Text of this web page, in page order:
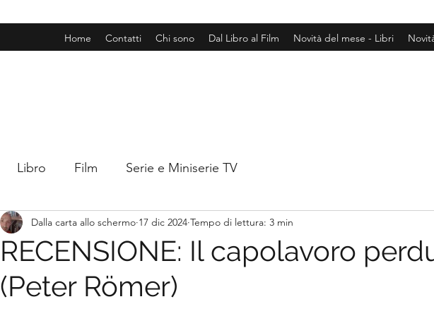
Novità del mese - Libri
Dal Libro al Film
Chi sono
Contatti
Home
Libro Film Serie e Miniserie TV
RECENSIONE: Il capolavoro
(Peter Römer)
Dalla carta allo schermo 17 dic 2024 Tempo di lettura: 3 min